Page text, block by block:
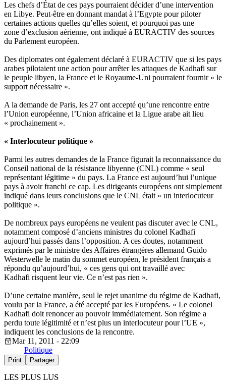
Les chefs d’État de ces pays pourraient décider d’une intervention
en Libye. Peut-être en donnant mandat à l’Egypte pour piloter
certaines actions quelles qu’elles soient, et pourquoi pas une
zone d’exclusion aérienne, ont indiqué à EURACTIV des sources
du Parlement européen.
Des diplomates ont également déclaré à EURACTIV que si les pays
arabes pilotaient une action pour arrêter les attaques de Kadhafi sur
le peuple libyen, la France et le Royaume-Uni pourraient fournir « le
support nécessaire ».
A la demande de Paris, les 27 ont accepté qu’une rencontre entre
l’Union européenne, l’Union africaine et la Ligue arabe ait lieu
« prochainement ».
« Interlocuteur politique »
Parmi les autres demandes de la France figurait la reconnaissance du
Conseil national de la résistance libyenne (CNL) comme « seul
représentant légitime » du pays. La France est aujourd’hui l’unique
pays à avoir franchi ce cap. Les dirigeants européens ont simplement
indiqué dans leurs conclusions que le CNL était « un interlocuteur
politique ».
De nombreux pays européens ne veulent pas discuter avec le CNL,
notamment composé d’anciens ministres du colonel Kadhafi
aujourd’hui passés dans l’opposition. A ces doutes, notamment
exprimés par le ministre des Affaires étrangères allemand Guido
Westerwelle le matin du sommet européen, le président français a
répondu qu’aujourd’hui, « ces gens qui ont travaillé avec
Kadhafi risquent leur vie. Ce n’est pas rien ».
D’une certaine manière, seul le rejet unanime du régime de Kadhafi,
voulu par la France, a été accepté par les Européens. « Le colonel
Kadhafi doit renoncer au pouvoir immédiatement. Son régime a
perdu toute légitimité et n’est plus un interlocuteur pour l’UE »,
indiquent les conclusions de la rencontre.
Mar 11, 2011 - 22:09
Politique
Print Partager
LES PLUS LUS